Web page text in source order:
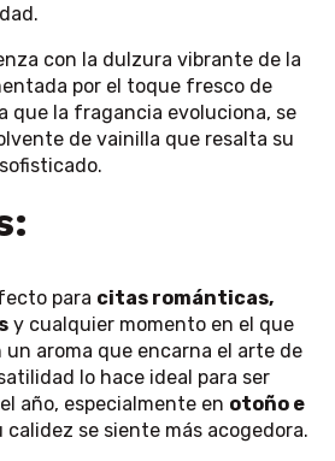
con la dulzura vibrante de la
por el toque fresco de
que la fragancia evoluciona, se
de vainilla que resalta su
para citas románticas,
y cualquier momento en el que
un aroma que encarna el arte de
lo hace ideal para ser
año, especialmente en otoño e
calidez se siente más acogedora.